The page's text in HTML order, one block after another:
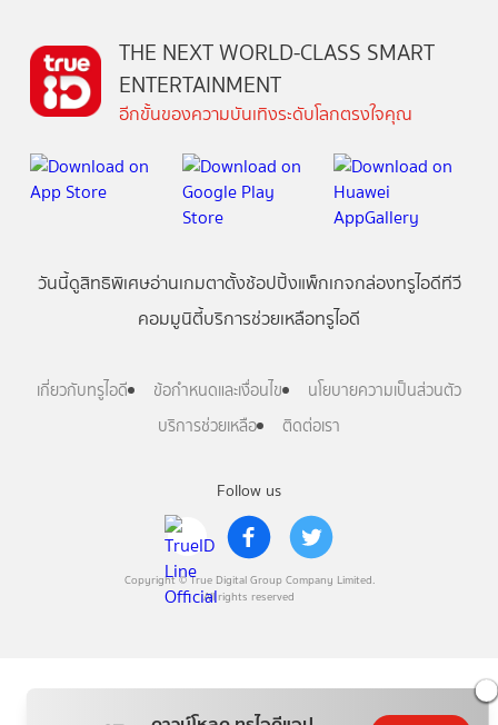
Follow us
Copyright © True Digital Group Company Limited.
All rights reserved
THE NEXT WORLD-CLASS SMART
ENTERTAINMENT
อีกขั้นของความบันเทิงระดับโลกตรงใจคุณ
วันนี้ดูสิทธิพิเศษอ่านเกมตาตั้งช้อปปิ้งแพ็กเกจกล่องทรูไอดีทีวี
คอมมูนิตี้บริการช่วยเหลือทรูไอดี
เกี่ยวกับทรูไอดี ข้อกำหนดและเงื่อนไข
นโยบายความเป็นส่วนตัว
บริการช่วยเหลือ
ติดต่อเรา